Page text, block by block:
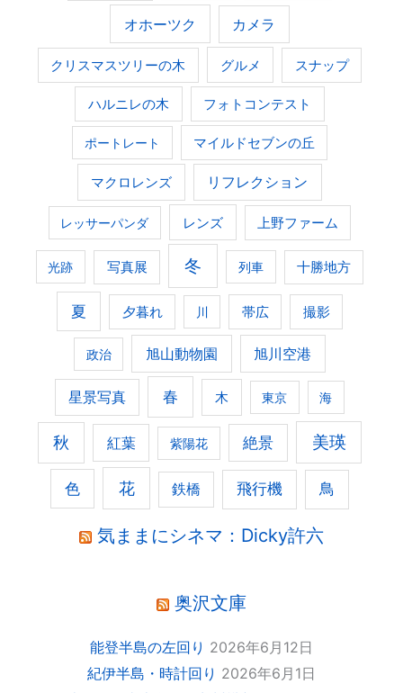
オホーツク カメラ
クリスマスツリーの木 グルメ スナップ
ハルニレの木 フォトコンテスト
ポートレート マイルドセブンの丘
マクロレンズ リフレクション
レッサーパンダ レンズ 上野ファーム
光跡 写真展 冬 列車 十勝地方
夏 夕暮れ 川 帯広 撮影
政治 旭山動物園 旭川空港
星景写真 春 木 東京 海
秋 紅葉 紫陽花 絶景 美瑛
色 花 鉄橋 飛行機 鳥
気ままにシネマ：Dicky許六
奥沢文庫
能登半島の左回り 2026年6月12日
紀伊半島・時計回り 2026年6月1日